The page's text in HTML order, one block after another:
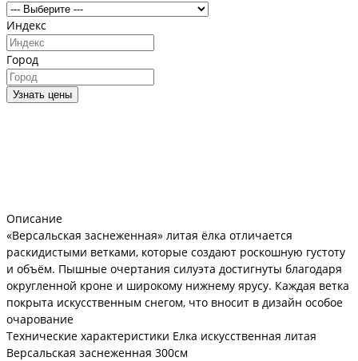
Индекс
Город
Узнать цены
Описание
«Версальская заснеженная» литая ёлка отличается
раскидистыми ветками, которые создают роскошную густоту
и объём. Пышные очертания силуэта достигнуты благодаря
округленной кроне и широкому нижнему ярусу. Каждая ветка
покрыта искусственным снегом, что вносит в дизайн особое
очарование
Технические характеристики Елка искусственная литая
Версальская заснеженная 300см